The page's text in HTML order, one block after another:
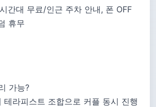
간대 무료/인근 주차 안내, 폰 OFF
휴무
가능?
테라피스트 조합으로 커플 동시 진행